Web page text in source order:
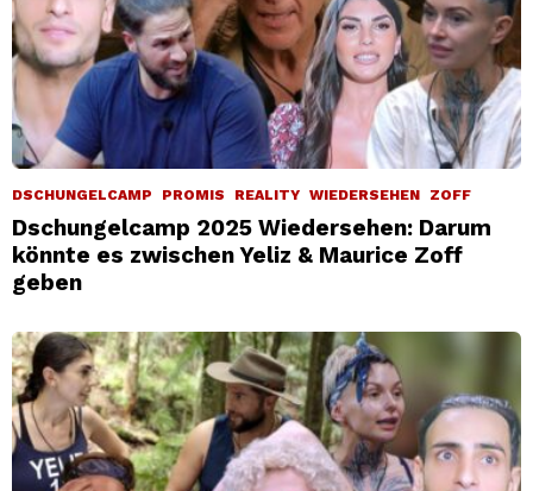
DSCHUNGELCAMP PROMIS REALITY WIEDERSEHEN ZOFF
Dschungelcamp 2025 Wiedersehen: Darum
könnte es zwischen Yeliz & Maurice Zoff
geben